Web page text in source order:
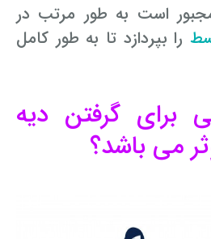
است به طور مرتب در
را بپردازد تا به طور کامل
برای گرفتن دیه
می باشد؟